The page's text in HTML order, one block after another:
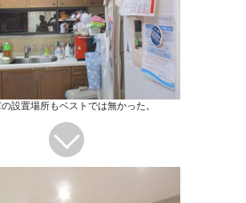
設置場所もベストでは無かった。